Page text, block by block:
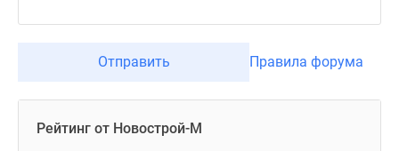
Отправить Правила форума
Рейтинг от Новострой-М